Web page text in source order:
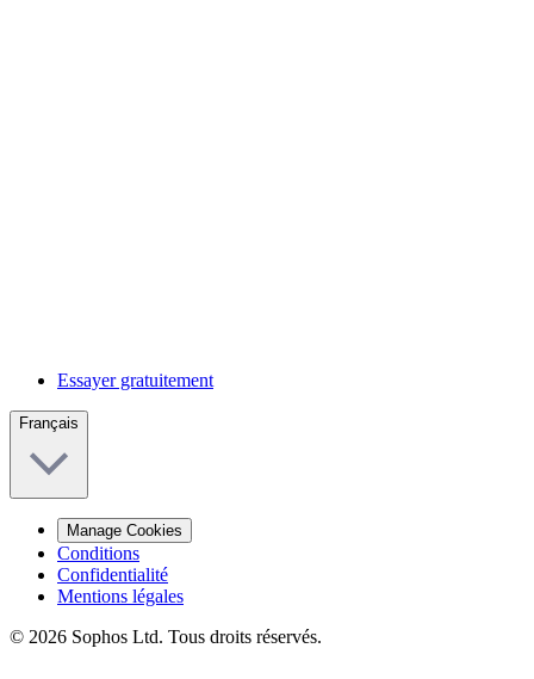
Essayer gratuitement
Français
Manage Cookies
Conditions
Confidentialité
Mentions légales
© 2026 Sophos Ltd. Tous droits réservés.